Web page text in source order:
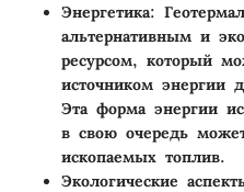
Энергетика:
альтернативным и
ресурсом, который
источником энергии
Эта форма энергии
в свою очередь
ископаемых топлив.
Экологические